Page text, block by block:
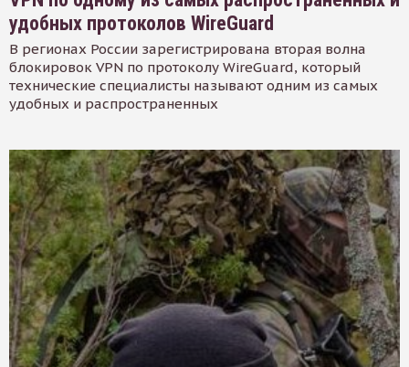
удобных протоколов WireGuard
В регионах России зарегистрирована вторая волна
блокировок VPN по протоколу WireGuard, который
технические специалисты называют одним из самых
удобных и распространенных